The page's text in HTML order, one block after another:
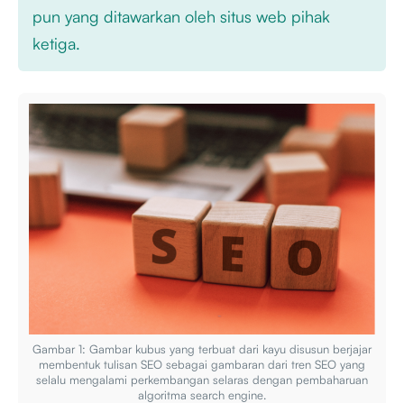
pun yang ditawarkan oleh situs web pihak
ketiga.
Gambar 1: Gambar kubus yang terbuat dari kayu disusun berjajar
membentuk tulisan SEO sebagai gambaran dari tren SEO yang
selalu mengalami perkembangan selaras dengan pembaharuan
algoritma search engine.